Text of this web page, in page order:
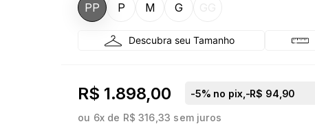
G
M
P
PP
R$ 1.898,00 -5% no pix, -R$ 94,90
ou 6x de R$ 316,33 sem juros